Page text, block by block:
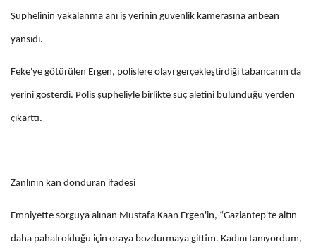
Şüphelinin yakalanma anı iş yerinin güvenlik kamerasına anbean
yansıdı.
Feke'ye götürülen Ergen, polislere olayı gerçekleştirdiği tabancanın da
yerini gösterdi. Polis şüpheliyle birlikte suç aletini bulunduğu yerden
çıkarttı.
Zanlının kan donduran ifadesi
Emniyette sorguya alınan Mustafa Kaan Ergen'in, “Gaziantep'te altın
daha pahalı olduğu için oraya bozdurmaya gittim. Kadını tanıyordum,